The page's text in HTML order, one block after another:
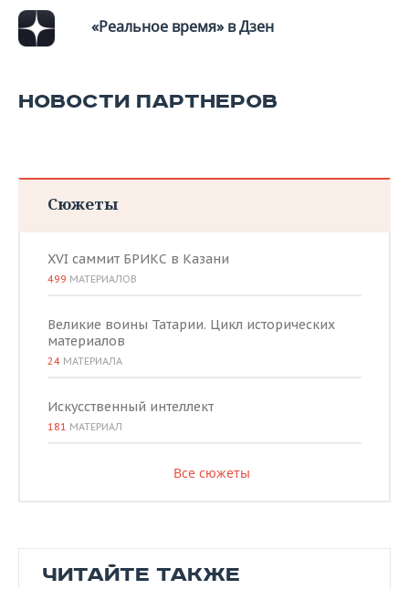
«Реальное время» в Дзен
НОВОСТИ ПАРТНЕРОВ
Сюжеты
XVI саммит БРИКС в Казани
499 МАТЕРИАЛОВ
Великие воины Татарии. Цикл исторических
материалов
24 МАТЕРИАЛА
Искусственный интеллект
181 МАТЕРИАЛ
Все сюжеты
ЧИТАЙТЕ ТАКЖЕ